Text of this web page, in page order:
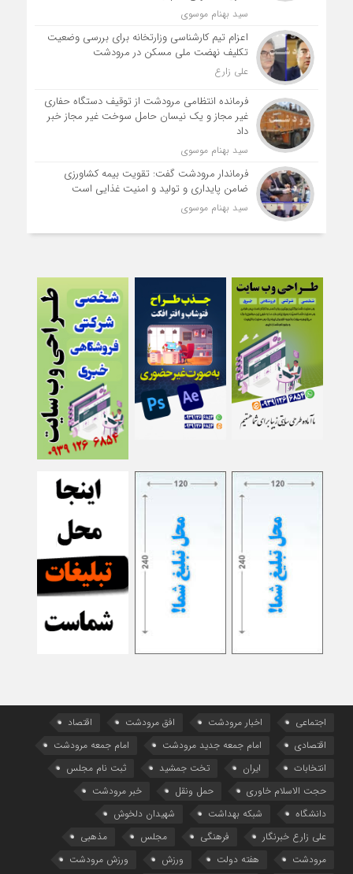
سید بهنام موسوی
اعزام تیم کارشناسی وزارتخانه برای بررسی وضعیت
تکلیف نهضت ملی مسکن در مرودشت
علی زارع
فرمانده انتظامی مرودشت از توقیف دستگاه حفاری
غیر مجاز و یک نیسان حامل سوخت غیر مجاز خبر
داد
سید بهنام موسوی
فرماندار مرودشت گفت: تقویت بیمه کشاورزی
ضامن پایداری و تولید و امنیت غذایی است
سید بهنام موسوی
اجتماعی اخبار مرودشت افق مرودشت
اقتصاد
اقتصادی
امام جمعه جدید مرودشت
امام جمعه مرودشت
انتخابات
ایران تخت جمشید
ثبت نام مجلس
حجت الاسلام خاوری
حمل ونقل
خبر مرودشت
دانشگاه
شبکه بهداشت
شهیدان دلخوش
علی زارع خبرنگار
فرهنگی مجلس
مذهبی
مرودشت
هفته دولت ورزش ورزش مرودشت